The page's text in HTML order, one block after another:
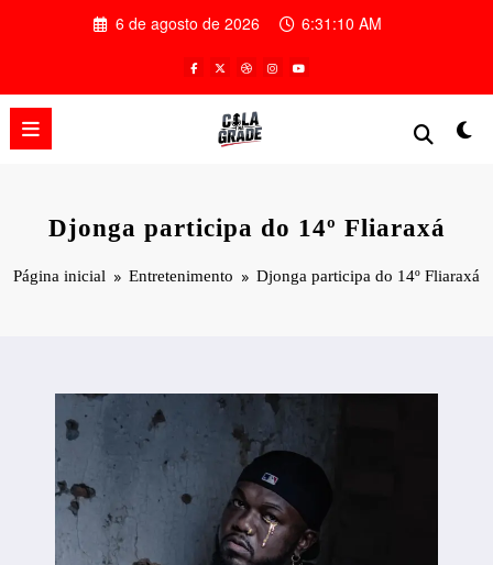
6 de agosto de 2026 6:31:11 AM
Djonga participa do 14º Fliaraxá
Página inicial Entretenimento Djonga participa do 14º Fliaraxá